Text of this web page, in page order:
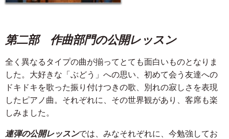
第二部 作曲部門の公開レッスン
全く異なるタイプの曲が揃ってとても面白いものとなりま
した。大好きな「ぶどう」への思い、初めて会う友達への
ドキドキを歌った振り付けつきの歌、別れの寂しさを表現
したピアノ曲。それぞれに、その世界観があり、客席も楽
しみました。
連弾の公開レッスンでは、みなそれぞれに、今勉強してお